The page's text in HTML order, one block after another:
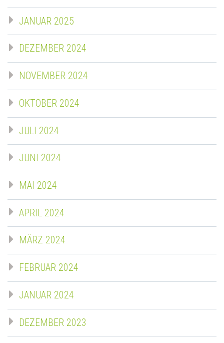
JANUAR 2025
DEZEMBER 2024
NOVEMBER 2024
OKTOBER 2024
JULI 2024
JUNI 2024
MAI 2024
APRIL 2024
MÄRZ 2024
FEBRUAR 2024
JANUAR 2024
DEZEMBER 2023